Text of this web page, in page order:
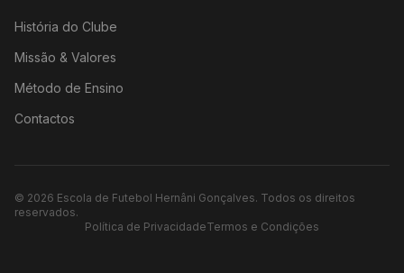
História do Clube
Missão & Valores
Método de Ensino
Contactos
© 2026 Escola de Futebol Hernâni Gonçalves. Todos os direitos
reservados.
Política de PrivacidadeTermos e Condições